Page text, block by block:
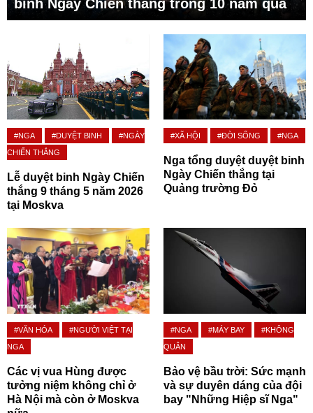
binh Ngày Chiến thắng trong 10 năm qua
#NGA #DUYỆT BINH
#NGÀY
CHIẾN THẮNG
Lễ duyệt binh Ngày Chiến
thắng 9 tháng 5 năm 2026
tại Moskva
#XÃ HỘI #ĐỜI SỐNG #NGA
Nga tổng duyệt duyệt binh
Ngày Chiến thắng tại
Quảng trường Đỏ
#VĂN HÓA
#NGƯỜI VIỆT TẠI
NGA
Các vị vua Hùng được
tưởng niệm không chỉ ở
Hà Nội mà còn ở Moskva
#NGA #MÁY BAY
#KHÔNG
QUÂN
Bảo vệ bầu trời: Sức mạnh
và sự duyên dáng của đội
bay "Những Hiệp sĩ Nga"